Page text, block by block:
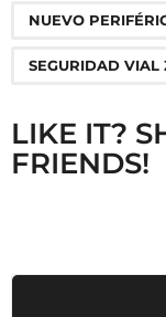
NUEVO
SEGURIDAD VIAL
LIKE IT?
FRIENDS!